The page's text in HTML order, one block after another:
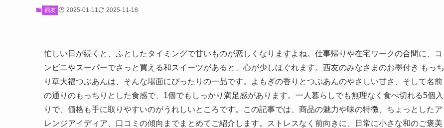
西友 2025-01-11 2025-11-18
忙しい日が続くと、ふとしたタイミングで甘いものが恋しくなりますよね。仕事帰りや在宅ワークの合間に、コ
ンビニやスーパーでさっと買える和スイーツがあると、心が少しほぐれます。西友のみなさまのお墨付き もっち
り草大福つぶあんは、そんな場面にぴったりの一品です。よもぎの香りとつぶあんのやさしい甘さ、そして名前
の通りのもっちりとした食感で、1個でもしっかり満足感があります。一人暮らしでも無理なく食べ切れる5個入
りで、価格も手に取りやすいのがうれしいところです。この記事では、商品の魅力や味の特徴、ちょっとしたア
レンジアイディア、口コミの傾向までまとめてご紹介します。ストレスなく前向きに、日常に小さな和のご褒美